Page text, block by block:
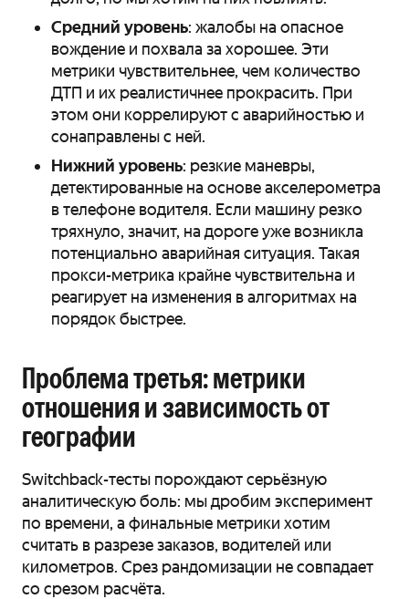
Средний уровень: жалобы на опасное
вождение и похвала за хорошее. Эти
метрики чувствительнее, чем количество
ДТП и их реалистичнее прокрасить. При
этом они коррелируют с аварийностью и
сонаправлены с ней.
Нижний уровень: резкие маневры,
детектированные на основе акселерометра
в телефоне водителя. Если машину резко
тряхнуло, значит, на дороге уже возникла
потенциально аварийная ситуация. Такая
прокси-метрика крайне чувствительна и
реагирует на изменения в алгоритмах на
порядок быстрее.
Проблема третья: метрики
отношения и зависимость от
географии
Switchback-тесты порождают серьёзную
аналитическую боль: мы дробим эксперимент
по времени, а финальные метрики хотим
считать в разрезе заказов, водителей или
километров. Срез рандомизации не совпадает
со срезом расчёта.